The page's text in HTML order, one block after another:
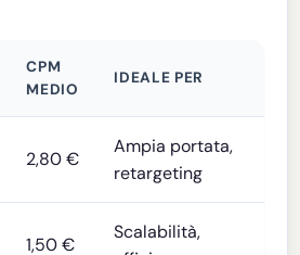
CPM
MEDIO
IDEALE PER
2,80 €
Ampia portata,
retargeting
1,50 €
Scalabilità,